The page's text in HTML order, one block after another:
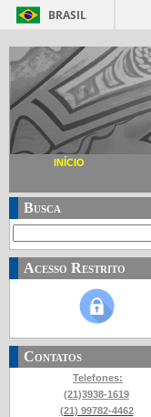
BRASIL
INÍCIO
Busca
Acesso Restrito
Contatos
Telefones:
(21)3938-1619
(21) 99782-4462